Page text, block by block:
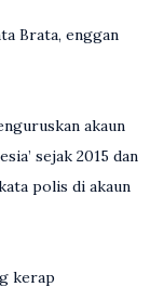
Brata, enggan
akaun
sejak 2015 dan
polis di akaun
kerap